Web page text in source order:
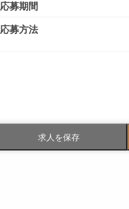
応募期間
応募方法
求人を保存